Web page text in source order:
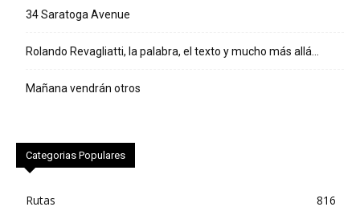
34 Saratoga Avenue
Rolando Revagliatti, la palabra, el texto y mucho más allá…
Mañana vendrán otros
Categorias Populares
Rutas
816